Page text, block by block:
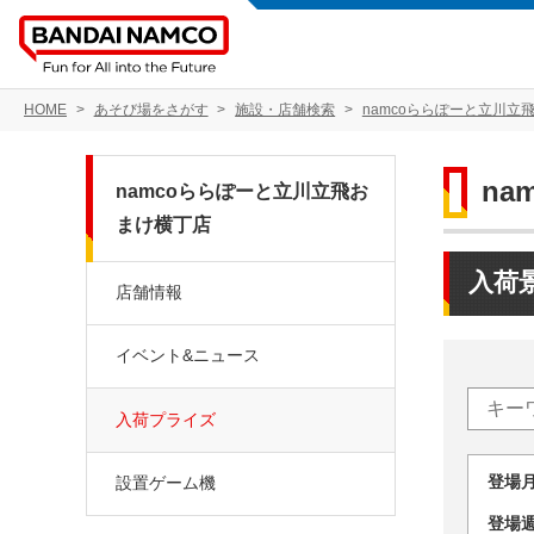
HOME あそび場をさがす 施設・店舗検索 namcoららぽーと立川立
入荷
登
登
namcoららぽーと立川立飛お
まけ横丁店
店舗情報
イベント&ニュース
入荷プライズ
設置ゲーム機